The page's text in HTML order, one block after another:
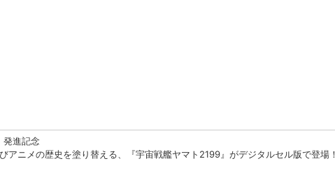
発進記念
アニメの歴史を塗り替える、『宇宙戦艦ヤマト2199』がデジタルセル版で登場